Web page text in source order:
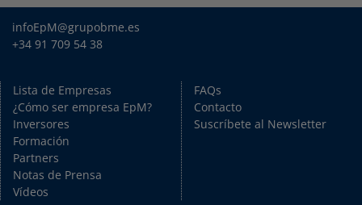
infoEpM@grupobme.es
+34 91 709 54 38
Lista de Empresas
¿Cómo ser empresa EpM?
Inversores
Formación
Partners
Notas de Prensa
Vídeos
FAQs
Contacto
Suscríbete al Newsletter